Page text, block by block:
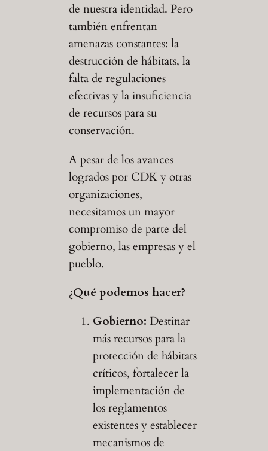
de nuestra identidad. Pero
también enfrentan
amenazas constantes: la
destrucción de hábitats, la
falta de regulaciones
efectivas y la insuficiencia
de recursos para su
conservación.
A pesar de los avances
logrados por CDK y otras
organizaciones,
necesitamos un mayor
compromiso de parte del
gobierno, las empresas y el
pueblo.
¿Qué podemos hacer?
Gobierno: Destinar
más recursos para la
protección de hábitats
críticos, fortalecer la
implementación de
los reglamentos
existentes y establecer
mecanismos de